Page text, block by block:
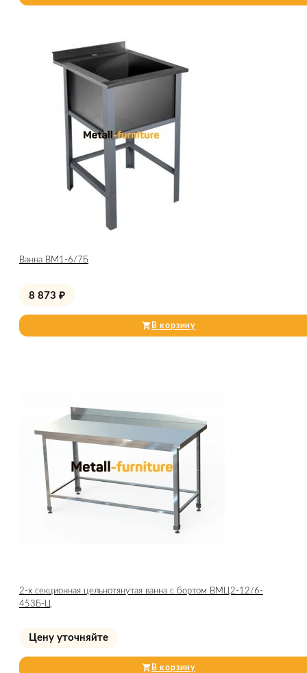
Ванна ВМ1-6/7Б
8 873 ₽
В корзину
2-х секционная цельнотянутая ванна с бортом ВМЦ2-12/6-
453Б-Ц
Цену уточняйте
В корзину